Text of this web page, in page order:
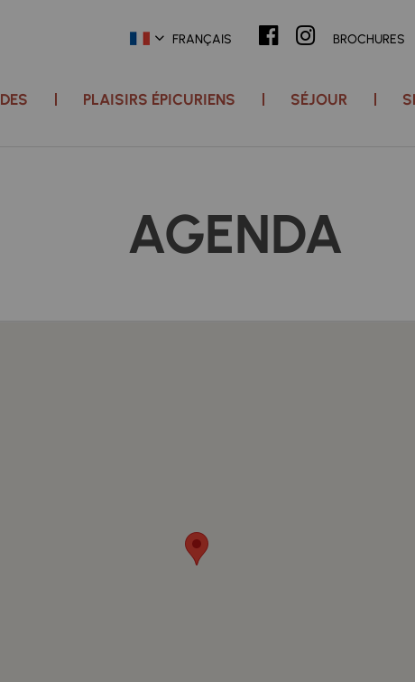
FRANÇAIS BROCHURES
PLAISIRS ÉPICURIENS SÉJOUR
AGENDA